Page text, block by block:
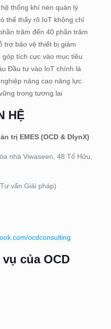
thống khí nén quản lý
thể thấy rõ IoT không chỉ
trăm đến 40 phần trăm
trợ bảo vệ thiết bị giảm
tích cực vào mục tiêu
Đầu tư vào IoT chính là
nâng cao năng lực
trong tương lai
HỆ
trị EMES (OCD & DlynX)
nhà Viwaseen, 48 Tố Hữu,
vấn Giải pháp)
ocdconsulting
của OCD